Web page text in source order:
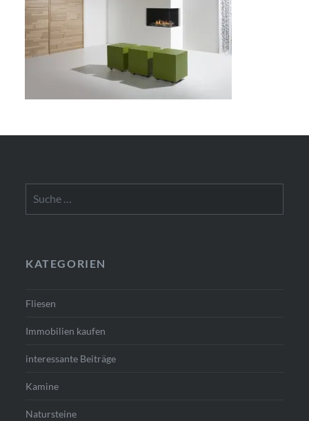
nach:
KATEGORIEN
Fliesen
Immobilien kaufen
interessante Beiträge
Kamine
Natursteine